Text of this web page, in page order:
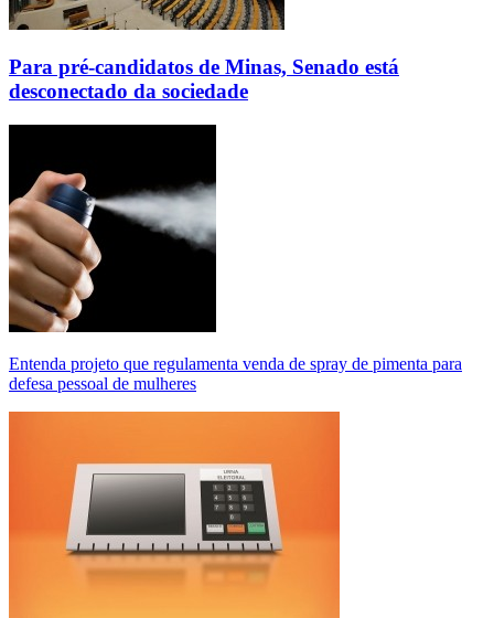
Para pré-candidatos de Minas, Senado está
desconectado da sociedade
Entenda projeto que regulamenta venda de spray de pimenta para
defesa pessoal de mulheres